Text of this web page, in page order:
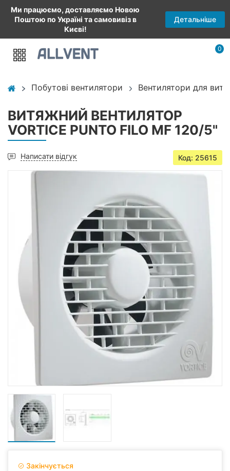
Ми працюємо, доставляємо Новою
Поштою по Україні та самовивіз в
Києві!
Детальніше
0
Побутові вентилятори Вентилятори для
ВИТЯЖНИЙ ВЕНТИЛЯТОР
VORTICE PUNTO FILO MF 120/5"
Написати відгук Код: 25615
Закінчується